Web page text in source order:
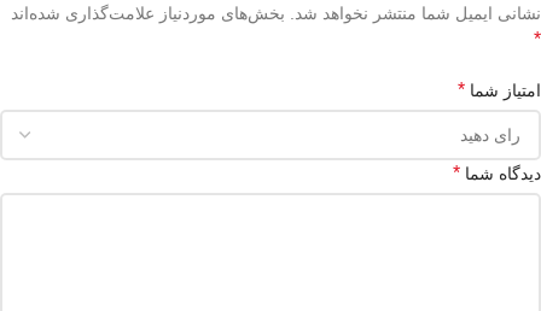
نشانی ایمیل شما منتشر نخواهد شد. بخش‌های موردنیاز علامت‌گذاری شده‌اند
*
امتیاز شما *
دیدگاه شما *